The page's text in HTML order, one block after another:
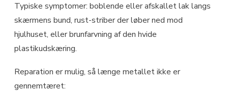
Typiske symptomer: boblende eller afskallet lak langs
skærmens bund, rust-striber der løber ned mod
hjulhuset, eller brunfarvning af den hvide
plastikudskæring.
Reparation er mulig, så længe metallet ikke er
gennemtæret: